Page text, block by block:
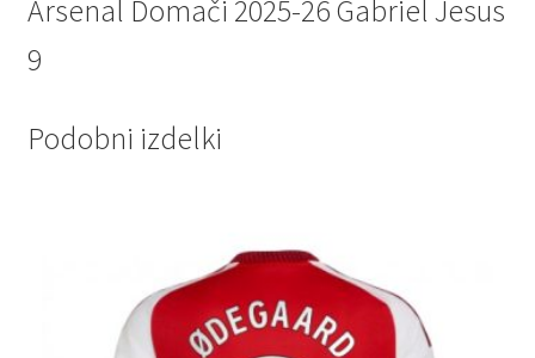
Arsenal Domači 2025-26 Gabriel Jesus
9
Podobni izdelki